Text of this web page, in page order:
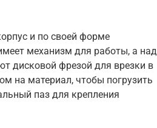
и по своей форме
механизм для работы, а над
дисковой фрезой для врезки в
на материал, чтобы погрузить
паз для крепления